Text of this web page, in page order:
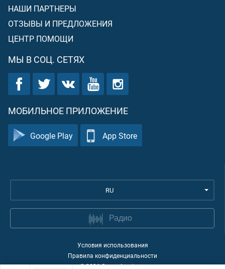
НАШИ ПАРТНЕРЫ
ОТЗЫВЫ И ПРЕДЛОЖЕНИЯ
ЦЕНТР ПОМОЩИ
МЫ В СОЦ. СЕТЯХ
МОБИЛЬНОЕ ПРИЛОЖЕНИЕ
Google Play App Store
RU
Радио
Условия использования
Правила конфиденциальности
©2026Quran Academy